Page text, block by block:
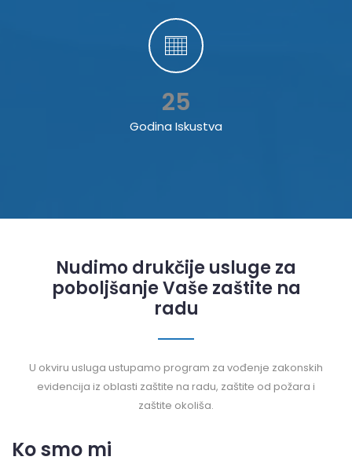
25
Godina Iskustva
Nudimo drukčije usluge za
poboljšanje Vaše zaštite na
radu
U okviru usluga ustupamo program za vođenje zakonskih
evidencija iz oblasti zaštite na radu, zaštite od požara i
zaštite okoliša.
Ko smo mi